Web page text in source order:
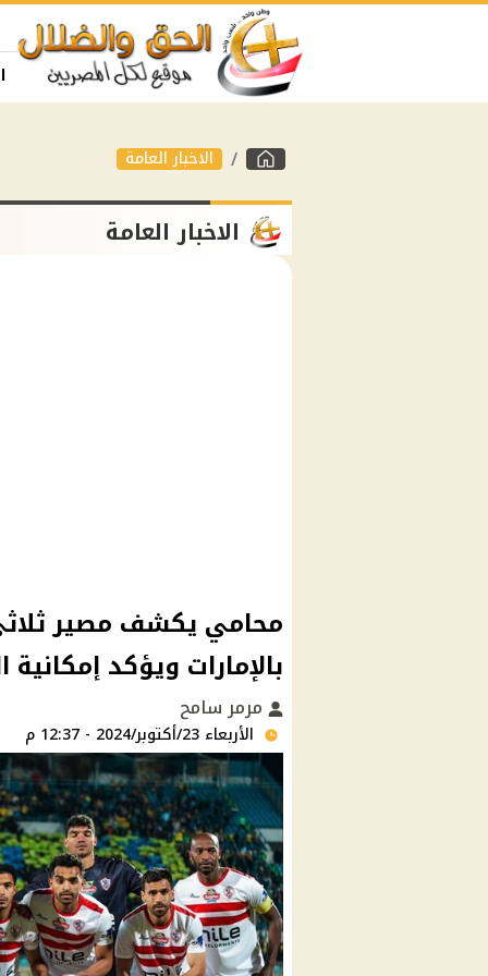
الاخبار العامة
الاخبار العامة
محامي يكشف مصير
بالإمارات ويؤكد
مرمر سامح
الأربعاء 23/أكتوبر/2024 - 12:37 م